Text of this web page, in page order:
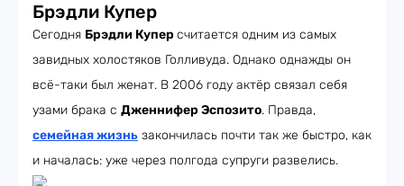
Брэдли Купер
Сегодня Брэдли Куперсчитается одним из самых
завидных холостяков Голливуда. Однако однажды он
всё-таки был женат. В 2006 году актёр связал себя
узами брака с Дженнифер Эспозито. Правда,
семейная жизнь закончилась почти так же быстро, как
и началась: уже через полгода супруги развелись.